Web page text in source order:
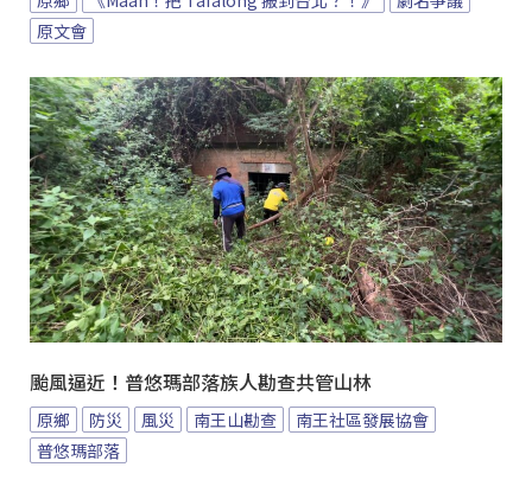
原文會
颱風逼近！普悠瑪部落族人勘查共管山林
原鄉 防災 風災 南王山勘查
南王社區發展協會
普悠瑪部落